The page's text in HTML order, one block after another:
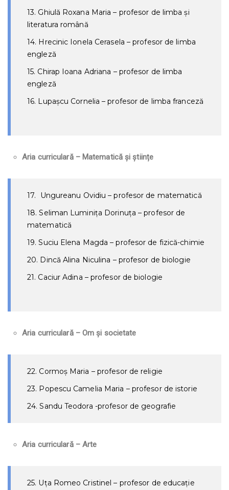
13. Ghiulă Roxana Maria – profesor de limba și
literatura română
14. Hrecinic Ionela Cerasela – profesor de limba
engleză
15. Chirap Ioana Adriana – profesor de limba
engleză
16. Lupașcu Cornelia – profesor de limba franceză
Aria curriculară – Matematică și științe
17. Ungureanu Ovidiu – profesor de matematică
18. Seliman Luminiţa Dorinuţa – profesor de
matematică
19. Suciu Elena Magda – profesor de fizică-chimie
20. Dincă Alina Niculina – profesor de biologie
21. Caciur Adina – profesor de biologie
Aria curriculară – Om și societate
22. Cormoş Maria – profesor de religie
23. Popescu Camelia Maria – profesor de istorie
24. Sandu Teodora -profesor de geografie
Aria curriculară – Arte
25. Uța Romeo Cristinel – profesor de educație